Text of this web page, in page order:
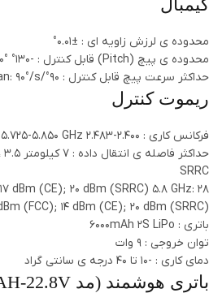
گیمبال
محدوده ی لرزش زاویه ای : ±0.01°
محدوده ی پیچ (Pitch) قابل کنترل : -130° to+40°; Roll: ±20°; Pan: ±320°
حداکثر سرعت پیچ قابل کنترل : 90°/s; Roll: 90°/s; Pan: 90°/s
ریموت کنترل
فرکانس کاری : 2.400-2.483 GHz; 5.725-5.850 GHz
SRRC
dBm (CE); 20 dBm (SRRC) 5.8 GHz: 28
(FCC); 14 dBm (CE); 20 dBm (SRRC)
باتری : 6000mAh 2S LiPo
توان خروجی : 9 وات
دمای کاری : -10 تا 40 درجه ی سانتی گراد
باتری هوشمند (مد TB50-4280MAH-22.8V )